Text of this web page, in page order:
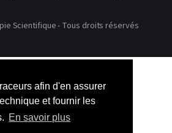
afin d'en assurer
et fournir les
En savoir plus
Scientifique - Tous droits réservés